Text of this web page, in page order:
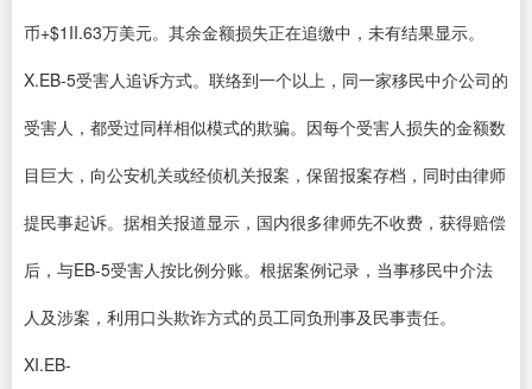
币+$1II.63万美元。其余金额损失正在追缴中，未有结果显示。
X.EB-5受害人追诉方式。联络到一个以上，同一家移民中介公司的
受害人，都受过同样相似模式的欺骗。因每个受害人损失的金额数
目巨大，向公安机关或经侦机关报案，保留报案存档，同时由律师
提民事起诉。据相关报道显示，国内很多律师先不收费，获得赔偿
后，与EB-5受害人按比例分账。根据案例记录，当事移民中介法
人及涉案，利用口头欺诈方式的员工同负刑事及民事责任。
XI.EB-